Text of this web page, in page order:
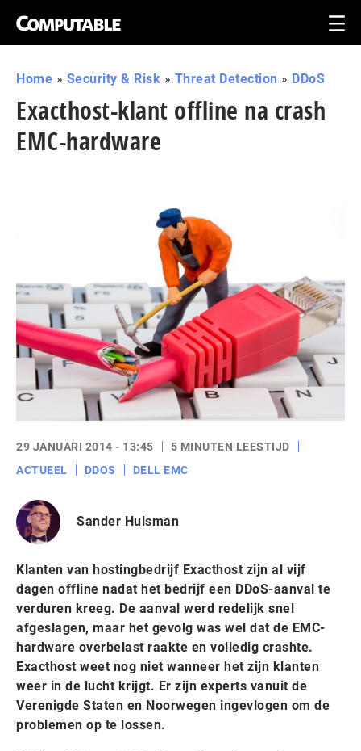
Home » Security & Risk » Threat Detection » DDoS
Exacthost-klant offline na crash
EMC-hardware
29 JANUARI 2014 - 13:45
5 MINUTEN LEESTIJD
ACTUEEL
DDOS DELL EMC
Sander Hulsman
Klanten van hostingbedrijf Exacthost zijn al vijf
dagen offline nadat het bedrijf een DDoS-aanval te
verduren kreeg. De aanval werd redelijk snel
afgeslagen, maar het gevolg was wel dat de EMC-
hardware overbelast raakte en volledig crashte.
Exacthost weet nog niet wanneer het zijn klanten
weer in de lucht krijgt. Er zijn experts vanuit de
Verenigde Staten en Noorwegen ingevlogen om de
problemen op te lossen.